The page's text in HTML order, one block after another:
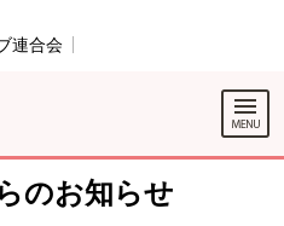
連合会
です。
プする
。
のお知らせ